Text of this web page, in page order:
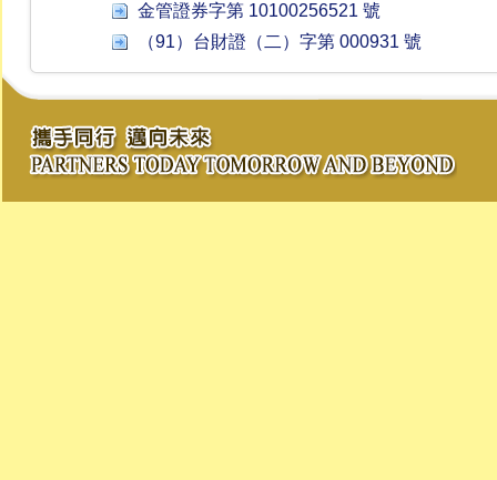
金管證券字第 10100256521 號
（91）台財證（二）字第 000931 號